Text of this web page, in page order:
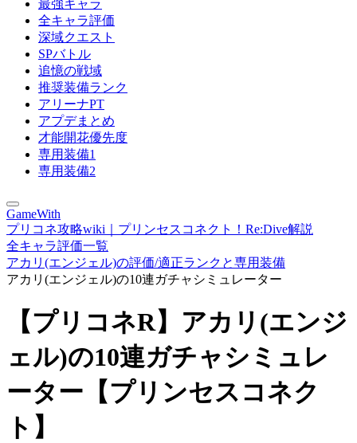
最強キャラ
全キャラ評価
深域クエスト
SPバトル
追憶の戦域
推奨装備ランク
アリーナPT
アプデまとめ
才能開花優先度
専用装備1
専用装備2
GameWith
プリコネ攻略wiki｜プリンセスコネクト！Re:Dive解説
全キャラ評価一覧
アカリ(エンジェル)の評価/適正ランクと専用装備
アカリ(エンジェル)の10連ガチャシミュレーター
【プリコネR】アカリ(エンジ
ェル)の10連ガチャシミュレ
ーター【プリンセスコネク
ト】